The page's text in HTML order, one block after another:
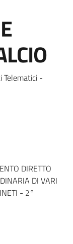
Telematici -
DIRETTO
DI VARI
- 2°